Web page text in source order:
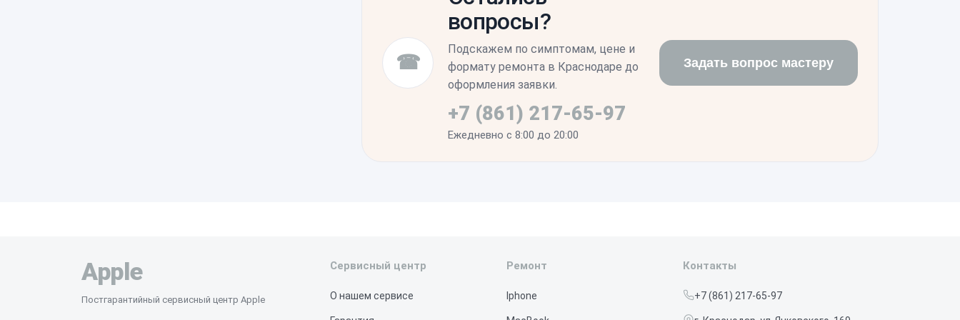
эксплуатации, однако в первые дни мы рекомендуем избегать чрезмерных
нагрузок и проверить работу мультитача во всех стандартных приложениях.
☎
вопросы?
Подскажем по симптомам, цене и
формату ремонта в Краснодаре до
оформления заявки.
+7 (861) 217-65-97
Ежедневно с 8:00 до 20:00
Задать вопрос мастеру
Apple
Постгарантийный сервисный центр Apple
Сервисный центр
О нашем сервисе
Ремонт
Iphone
Контакты
+7 (861) 217-65-97